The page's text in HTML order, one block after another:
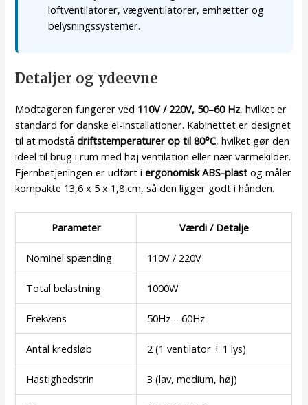
loftventilatorer, vægventilatorer, emhætter og
belysningssystemer.
Detaljer og ydeevne
Modtageren fungerer ved 110V / 220V, 50–60 Hz, hvilket er
standard for danske el-installationer. Kabinettet er designet
til at modstådriftstemperaturer op til 80°C, hvilket gør den
ideel til brug i rum med høj ventilation eller nær varmekilder.
Fjernbetjeningen er udført iergonomisk ABS-plast og måler
kompakte 13,6 x 5 x 1,8 cm, så den ligger godt i hånden.
Parameter Værdi / Detalje
Nominel spænding 110V / 220V
Total belastning 1000W
Frekvens 50Hz – 60Hz
Antal kredsløb 2 (1 ventilator + 1 lys)
Hastighedstrin 3 (lav, medium, høj)